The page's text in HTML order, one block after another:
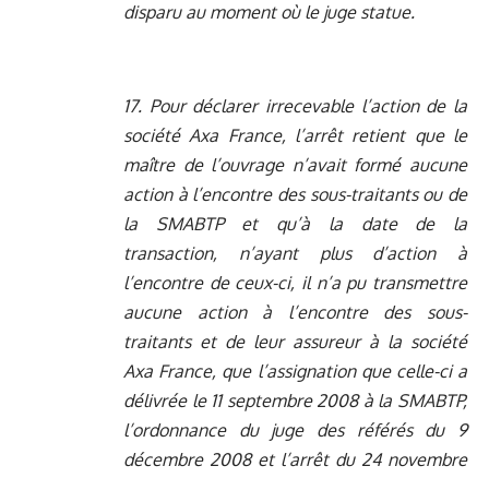
disparu au moment où le juge statue.
17. Pour déclarer irrecevable l’action de la
société Axa France, l’arrêt retient que le
maître de l’ouvrage n’avait formé aucune
action à l’encontre des sous-traitants ou de
la SMABTP et qu’à la date de la
transaction, n’ayant plus d’action à
l’encontre de ceux-ci, il n’a pu transmettre
aucune action à l’encontre des sous-
traitants et de leur assureur à la société
Axa France, que l’assignation que celle-ci a
délivrée le 11 septembre 2008 à la SMABTP,
l’ordonnance du juge des référés du 9
décembre 2008 et l’arrêt du 24 novembre